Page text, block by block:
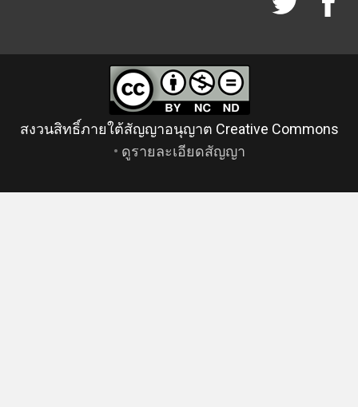
สงวนสิทธิ์ภายใต้สัญญาอนุญาต Creative Commons
• ดูรายละเอียดสัญญา